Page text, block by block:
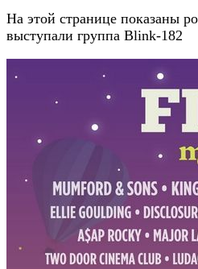
На этой странице показаны
выступали группа Blink-182